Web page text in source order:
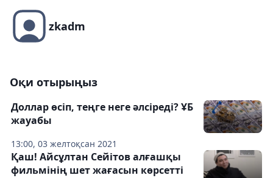
zkadm
Оқи отырыңыз
13:00, 03 желтоқсан 2021
Доллар өсіп, теңге неге әлсіреді? ҰБ
жауабы
Қаш! Айсұлтан Сейітов алғашқы
фильмінің шет жағасын көрсетті